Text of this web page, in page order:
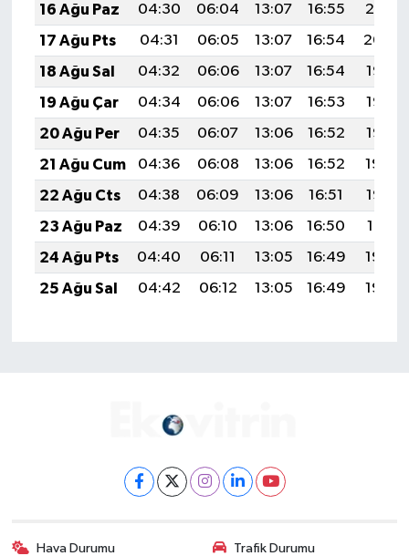
16 Ağu Paz
04:30 06:04 13:07 16:55
20:01
17 Ağu Pts
04:31 06:05 13:07 16:54
20:00
18 Ağu Sal
04:32 06:06 13:07 16:54
19:58
19 Ağu Çar
04:34 06:06 13:07 16:53
19:57
20 Ağu Per
04:35 06:07 13:06 16:52
19:56
21 Ağu Cum
04:36 06:08 13:06 16:52
19:54
22 Ağu Cts
04:38 06:09 13:06 16:51
19:53
23 Ağu Paz
04:39 06:10 13:06 16:50
19:51
24 Ağu Pts
04:40 06:11 13:05 16:49
19:50
25 Ağu Sal
04:42 06:12 13:05 16:49 19:48
Hava Durumu Trafik Durumu